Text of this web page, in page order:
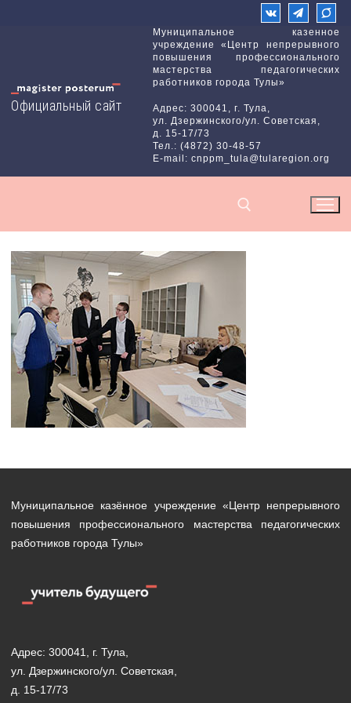
Официальный сайт
Муниципальное казенное
учреждение «Центр непрерывного
повышения профессионального
мастерства педагогических
работников города Тулы»
Адрес: 300041, г. Тула,
ул. Дзержинского/ул. Советская,
д. 15-17/73
Тел.: (4872) 30-48-57
E-mail: cnppm_tula@tularegion.org
Найти:
Муниципальное казённое учреждение «Центр непрерывного
повышения профессионального мастерства педагогических
работников города Тулы»
Адрес: 300041, г. Тула,
ул. Дзержинского/ул. Советская,
д. 15-17/73